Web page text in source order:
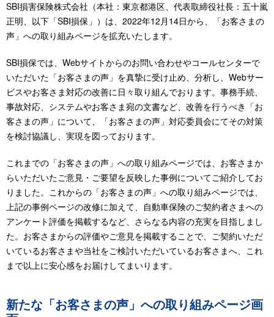
SBI損害保険株式会社（本社：東京都港区、代表取締役社長：五十嵐
正明、以下「SBI損保」）は、2022年12月14日から、「お客さまの
声」への取り組みページを拡充いたします。
SBI損保では、Webサイトからのお問い合わせやコールセンターで
いただいた「お客さまの声」を真摯に受け止め、分析し、Webサー
ビスやお客さま対応の改善に日々取り組んでおります。事務手続、
事故対応、システムやお客さま宛の文書など、改善を行うべき「お
客さまの声」について、「お客さまの声」対応委員会にてその対策
を検討協議し、実現を図っております。
これまでの「お客さまの声」への取り組みページでは、お客さまか
らいただいたご意見・ご要望を反映した事例についてご紹介してお
りました。これからの「お客さまの声」への取り組みページでは、
上記の事例ページの改修に加えて、自動車保険のご契約者さまへの
アンケート評価を掲載するなど、さらなる内容の充実を目指しまし
た。お客さまからの評価やご意見を掲載することで、ご契約いただ
いているお客さまや当社をご検討いただいているお客さまへ、これ
まで以上に安心感をお届けしてまいります。
新たな「お客さまの声」への取り組みページ画